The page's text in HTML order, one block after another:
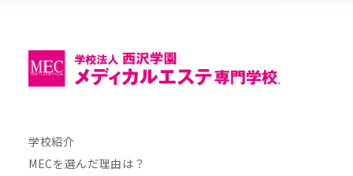
学校紹介
MECを選んだ理由は？